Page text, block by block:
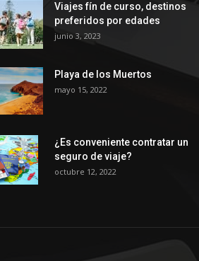
Viajes fín de curso, destinos
preferidos por edades
junio 3, 2023
Playa de los Muertos
mayo 15, 2022
¿Es conveniente contratar un
seguro de viaje?
octubre 12, 2022